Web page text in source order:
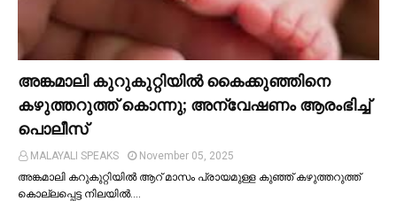
അങ്കമാലി കുറുകുറ്റിയില്‍ കൈക്കുഞ്ഞിനെ
കഴുത്തറുത്ത് കൊന്നു; അന്വേഷണം ആരംഭിച്ച്‌
പൊലീസ്
MALAYALI SPEAKS
November 05, 2025
അങ്കമാലി കറുകുറ്റിയില്‍ ആറ് മാസം പ്രായമുള്ള കുഞ്ഞ് കഴുത്തറുത്ത്
കൊല്ലപ്പെട്ട നിലയില്‍.…